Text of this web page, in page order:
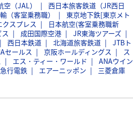
空（JAL）
西日本旅客鉄道（JR西日
（客室乗務職）
東京地下鉄[東京メト
クスプレス
日本航空(客室乗務職新
成田国際空港
JR東海ツアーズ
西日本鉄道 北海道旅客鉄道
JTBト
セールス 京阪ホールディングス
ス
エス・ティー・ワールド
ANAウイン
行電鉄 エアーニッポン 三菱倉庫